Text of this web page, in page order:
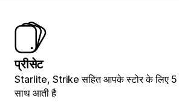
प्रीसेट
Starlite, Strike सहित आपके स्टोर के लिए 5
साथ आती है